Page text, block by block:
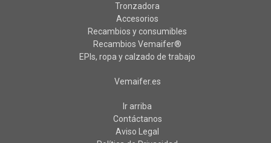
Tronzadora
Accesorios
Recambios y consumibles
Recambios Vemaifer®
EPIs, ropa y calzado de trabajo
Vemaifer.es
Ir arriba
Contáctanos
Aviso Legal